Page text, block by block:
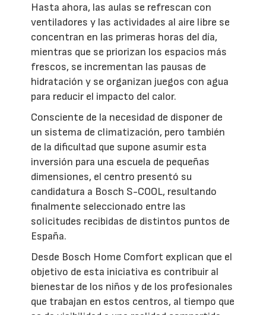
Hasta ahora, las aulas se refrescan con
ventiladores y las actividades al aire libre se
concentran en las primeras horas del día,
mientras que se priorizan los espacios más
frescos, se incrementan las pausas de
hidratación y se organizan juegos con agua
para reducir el impacto del calor.
Consciente de la necesidad de disponer de
un sistema de climatización, pero también
de la dificultad que supone asumir esta
inversión para una escuela de pequeñas
dimensiones, el centro presentó su
candidatura a Bosch S-COOL, resultando
finalmente seleccionado entre las
solicitudes recibidas de distintos puntos de
España.
Desde Bosch Home Comfort explican que el
objetivo de esta iniciativa es contribuir al
bienestar de los niños y de los profesionales
que trabajan en estos centros, al tiempo que